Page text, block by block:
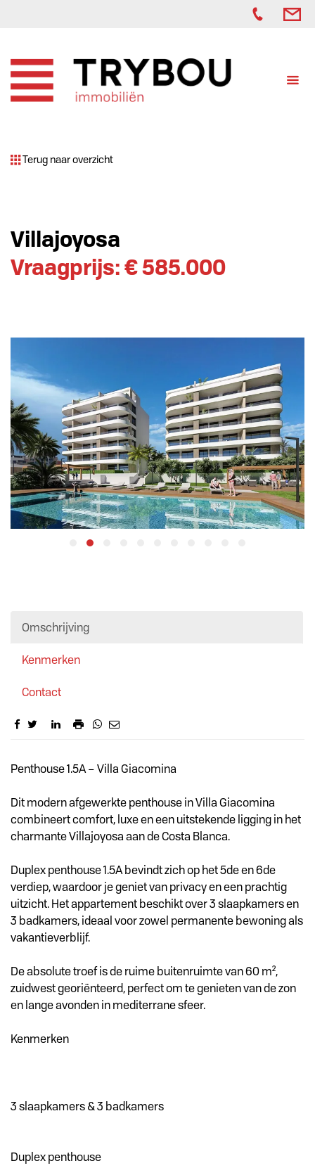
Terug naar overzicht
Villajoyosa
Vraagprijs: € 585.000
Omschrijving
Kenmerken
Contact
Omschrijving
Penthouse 1.5A – Villa Giacomina
Dit modern afgewerkte penthouse in Villa Giacomina
combineert comfort, luxe en een uitstekende ligging in het
charmante Villajoyosa aan de Costa Blanca.
Duplex penthouse 1.5A bevindt zich op het 5de en 6de
verdiep, waardoor je geniet van privacy en een prachtig
uitzicht. Het appartement beschikt over 3 slaapkamers en
3 badkamers, ideaal voor zowel permanente bewoning als
vakantieverblijf.
De absolute troef is de ruime buitenruimte van 60 m²,
zuidwest georiënteerd, perfect om te genieten van de zon
en lange avonden in mediterrane sfeer.
Kenmerken
3 slaapkamers & 3 badkamers
Duplex penthouse